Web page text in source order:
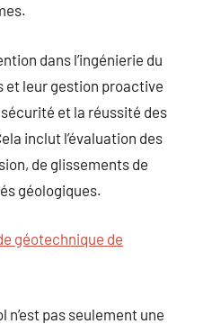
dans l’ingénierie du
et leur gestion proactive
et la réussité des
inclut l’évaluation des
de glissements de
géologiques.
géotechnique de
n’est pas seulement une